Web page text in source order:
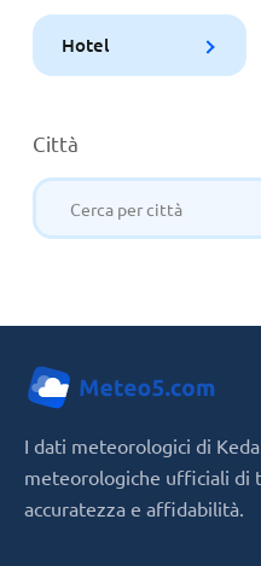
Hotel
Città
I dati meteorologici di
meteorologiche ufficiali di
accuratezza e affidabilità.